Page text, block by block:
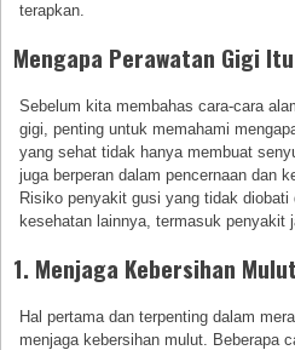
terapkan.
Mengapa Perawatan Gigi
Sebelum kita membahas cara-cara
gigi, penting untuk memahami
yang sehat tidak hanya membuat
juga berperan dalam pencernaan dan
Risiko penyakit gusi yang tidak
kesehatan lainnya, termasuk penyakit
1. Menjaga Kebersihan Mulut
Hal pertama dan terpenting dalam
menjaga kebersihan mulut. Beberapa